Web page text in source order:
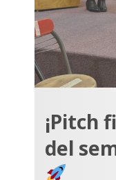
¡Pitch
del